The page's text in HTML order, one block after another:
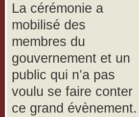
La cérémonie a
mobilisé des
membres du
gouvernement et un
public qui n’a pas
voulu se faire conter
ce grand évènement.